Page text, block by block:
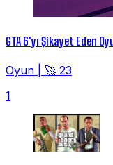
GTA 6'yı Şikayet Eden
Oyun
🚀 23
1